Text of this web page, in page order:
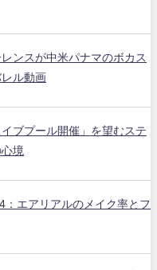
ンスが中米パナマのボカス
ル動画
イブプール開催」を望むステ
境
：エアリアルのメイク率とフ